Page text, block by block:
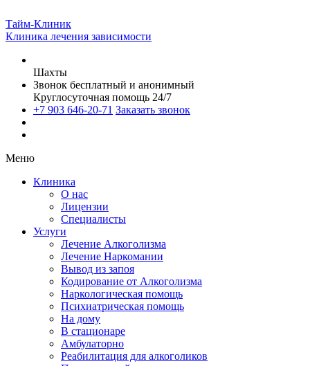
Тайм-Клиник
Клиника лечения зависимости
Шахты
Звонок бесплатный и анонимный
Круглосуточная помощь 24/7
+7 903 646-20-71 Заказать звонок
Меню
Клиника
О нас
Лицензии
Специалисты
Услуги
Лечение Алкоголизма
Лечение Наркомании
Вывод из запоя
Кодирование от Алкоголизма
Наркологическая помощь
Психиатрическая помощь
На дому
В стационаре
Амбулаторно
Реабилитация для алкоголиков